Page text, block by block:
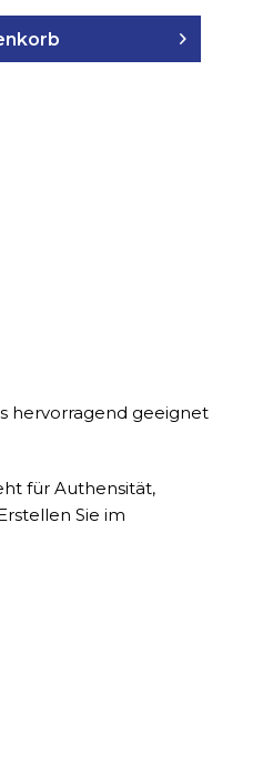
hervorragend geeignet
für Authensität,
Sie im